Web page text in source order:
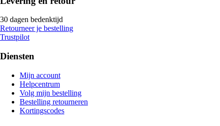
30 dagen bedenktijd
Retourneer je bestelling
Trustpilot
Diensten
Mijn account
Helpcentrum
Volg mijn bestelling
Bestelling retourneren
Kortingscodes